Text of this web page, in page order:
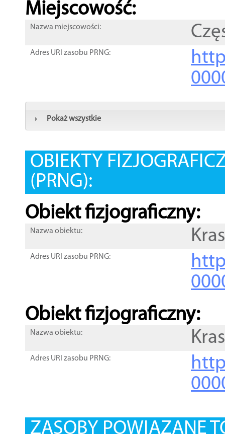
Miejscowość:
Nazwa miejscowości:
Adres URI zasobu PRNG:
Pokaż wszystkie
OBIEKTY
(PRNG):
Obiekt fizjograficzny:
Nazwa obiektu:
Adres URI zasobu PRNG:
Obiekt fizjograficzny:
Nazwa obiektu:
Adres URI zasobu PRNG:
ZASOBY POWIĄZANE